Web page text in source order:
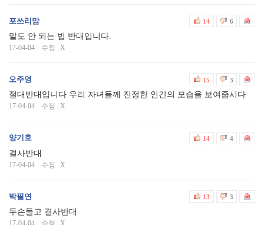
포쓰리맘 14 6
말도 안 되는 법 반대입니다.
17-04-04 수정 X
오주영 15 3
절대반대입니다 우리 자녀들께 진정한 인간의 모습을 보여줍시다
17-04-04 수정 X
양기호 14 4
결사반대
17-04-04 수정 X
박필연 13 3
두손들고 결사반대
17-04-04 수정 X